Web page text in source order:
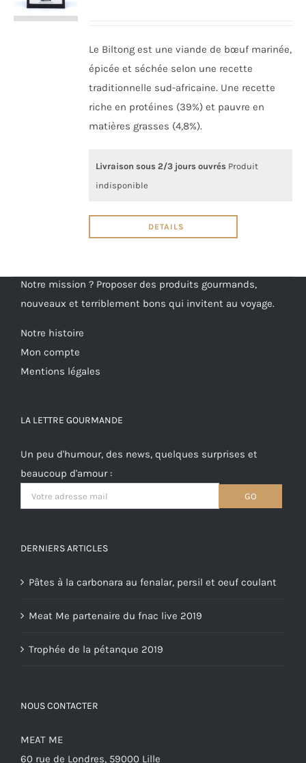
Le Biltong est une viande de bœuf marinée,
épicée et séchée selon une recette
traditionnelle sud-africaine. Une recette
riche en protéines (39%) et pauvre en
matières grasses (4,8%).
Livraison sous 2/3 jours ouvrés Produit
indisponible
DETAILS
Notre mission ? Proposer des produits gourmands,
nouveaux et terriblement bons qui invitent au voyage.
Notre histoire
Mon compte
Mentions légales
LA LETTRE GOURMANDE
Un peu d'humour, des news, quelques surprises et
beaucoup d'amour :
DERNIERS ARTICLES
Pâtes à la carbonara au fenalar, persil et oeuf coulant
Meat Me partenaire du fnac live 2019
Trophée de la pétanque 2019
NOUS CONTACTER
MEAT ME
60 rue de Londres, 59000 Lille